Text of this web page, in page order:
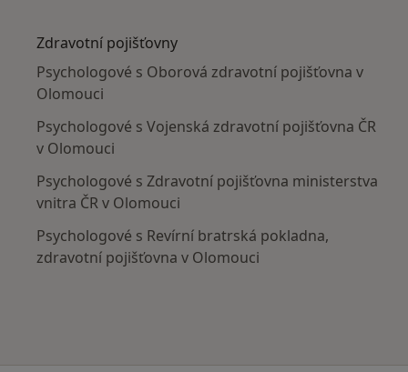
Zdravotní pojišťovny
Psychologové s Oborová zdravotní pojišťovna v
Olomouci
Psychologové s Vojenská zdravotní pojišťovna ČR
v Olomouci
Psychologové s Zdravotní pojišťovna ministerstva
vnitra ČR v Olomouci
Psychologové s Revírní bratrská pokladna,
zdravotní pojišťovna v Olomouci